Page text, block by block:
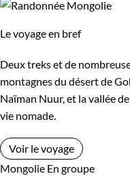
Le voyage en bref
Deux treks et de
montagnes du désert de
Naïman Nuur, et la vallée
vie nomade.
Voir le voyage
Mongolie En groupe